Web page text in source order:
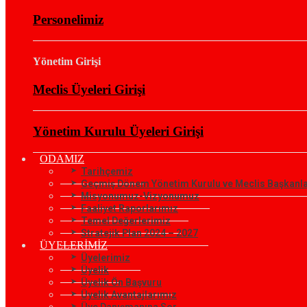
Personelimiz
Yönetim Girişi
Meclis Üyeleri Girişi
Yönetim Kurulu Üyeleri Girişi
ODAMIZ
Tarihçemiz
Geçmiş Dönem Yönetim Kurulu ve Meclis
Misyonumuz-Vizyonumuz
Faaliyet Raporlarımız
Temel Değerlerimiz
Stratejik Plan 2024 – 2027
ÜYELERİMİZ
Üyelerimiz
Üyelik
Üyelik Ön Başvuru
Üyelik Avantajlarımız